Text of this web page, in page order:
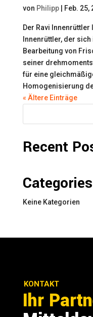
von Philipp| Feb. 25,
Der Ravi
Innenrüttler, der
Bearbeitung von
seiner
für eine
Homogenisierung
« Ältere Einträge
Recent
Categories
Keine Kategorien
KONTAKT
Ihr